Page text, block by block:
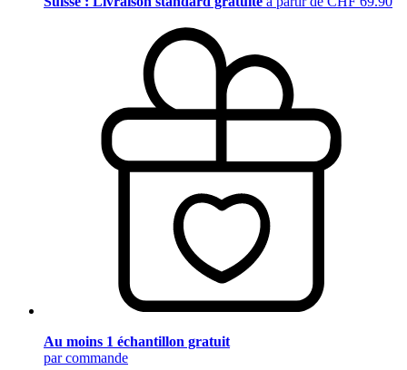
Au moins 1 échantillon gratuit
par commande